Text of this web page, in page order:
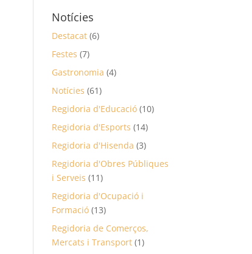
Notícies
Destacat (6)
Festes (7)
Gastronomia (4)
Notícies (61)
Regidoria d'Educació (10)
Regidoria d'Esports (14)
Regidoria d'Hisenda (3)
Regidoria d'Obres Públiques
i Serveis (11)
Regidoria d'Ocupació i
Formació (13)
Regidoria de Comerços,
Mercats i Transport (1)